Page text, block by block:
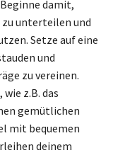
damit,
zu unterteilen und
Setze auf eine
und
zu vereinen.
z.B. das
gemütlichen
mit bequemen
deinem